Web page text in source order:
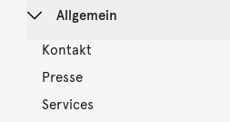
Allgemein
Kontakt
Presse
Services